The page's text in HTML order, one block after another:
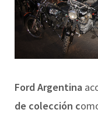
Ford Argentina
de colección c